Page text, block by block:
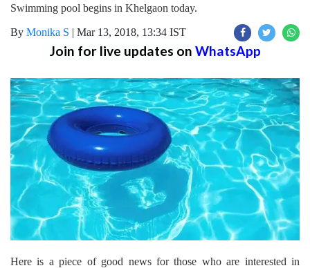
Swimming pool begins in Khelgaon today.
By Monika S | Mar 13, 2018, 13:34 IST
Join for live updates on WhatsApp
Here is a piece of good news for those who are interested in